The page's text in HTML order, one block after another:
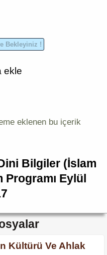
eklenen bu içerik
Bilgiler (İslam
Programı Eylül
Kültürü Ve Ahlak